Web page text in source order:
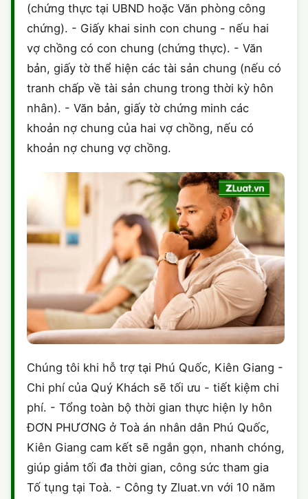
(chứng thực tại UBND hoặc Văn phòng công
chứng). - Giấy khai sinh con chung - nếu hai
vợ chồng có con chung (chứng thực). - Văn
bản, giấy tờ thể hiện các tài sản chung (nếu có
tranh chấp về tài sản chung trong thời kỳ hôn
nhân). - Văn bản, giấy tờ chứng minh các
khoản nợ chung của hai vợ chồng, nếu có
khoản nợ chung vợ chồng.
Chúng tôi khi hỗ trợ tại Phú Quốc, Kiên Giang -
Chi phí của Quý Khách sẽ tối ưu - tiết kiệm chi
phí. - Tổng toàn bộ thời gian thực hiện ly hôn
ĐƠN PHƯƠNG ở Toà án nhân dân Phú Quốc,
Kiên Giang cam kết sẽ ngắn gọn, nhanh chóng,
giúp giảm tối đa thời gian, công sức tham gia
Tố tụng tại Toà. - Công ty Zluat.vn với 10 năm